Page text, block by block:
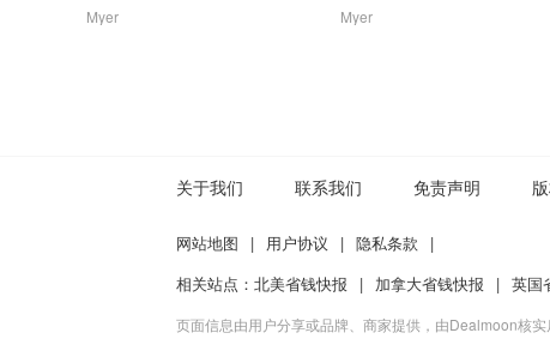
Myer Myer
关于我们 联系我们 免责声明
网站地图 | 用户协议 | 隐私条款
|
相关站点： 北美省钱快报 | 加拿大省钱快报 | 英国
页面信息由用户分享或品牌、商家提供，由Dealmoon核